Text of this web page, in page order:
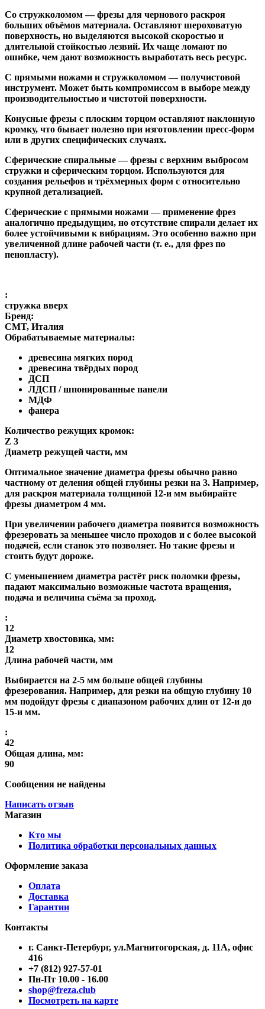
Со стружколомом— фрезы для чернового раскроя
больших объёмов материала. Оставляют шероховатую
поверхность, но выделяются высокой скоростью и
длительной стойкостью лезвий. Их чаще ломают по
ошибке, чем дают возможность выработать весь ресурс.
С прямыми ножами и стружколомом— получистовой
инструмент. Может быть компромиссом в выборе между
производительностью и чистотой поверхности.
Конусные фрезы с плоским торцом оставляют наклонную
кромку, что бывает полезно при изготовлении пресс-форм
или в других специфических случаях.
Сферические спиральные— фрезы с верхним выбросом
стружки и сферическим торцом. Используются для
создания рельефов и трёхмерных форм с относительно
крупной детализацией.
Сферические с прямыми ножами— применение фрез
аналогично предыдущим, но отсутствие спирали делает их
более устойчивыми к вибрациям. Это особенно важно при
увеличенной длине рабочей части (т. е., для фрез по
пенопласту).
:
стружка вверх
Бренд:
CMT, Италия
Обрабатываемые материалы:
древесина мягких пород
древесина твёрдых пород
ДСП
ЛДСП / шпонированные панели
МДФ
фанера
Количество режущих кромок:
Z 3
Диаметр режущей части, мм
Оптимальное значение диаметра фрезы обычно равно
частному от деления общей глубины резки на 3. Например,
для раскроя материала толщиной 12-и мм выбирайте
фрезы диаметром 4 мм.
При увеличении рабочего диаметра появится возможность
фрезеровать за меньшее число проходов и с более высокой
подачей, если станок это позволяет. Но такие фрезы и
стоить будут дороже.
С уменьшением диаметра растёт риск поломки фрезы,
падают максимально возможные частота вращения,
подача и величина съёма за проход.
:
12
Диаметр хвостовика, мм:
12
Длина рабочей части, мм
Выбирается на 2-5 мм больше общей глубины
фрезерования. Например, для резки на общую глубину 10
мм подойдут фрезы с диапазоном рабочих длин от 12-и до
15-и мм.
:
42
Общая длина, мм:
90
Сообщения не найдены
Написать отзыв
Магазин
Кто мы
Политика обработки персональных данных
Оформление заказа
Оплата
Доставка
Гарантии
Контакты
г. Санкт-Петербург, ул.Магнитогорская, д. 11А, офис
416
+7 (812) 927-57-01
Пн-Пт 10.00 - 16.00
shop@freza.club
Посмотреть на карте